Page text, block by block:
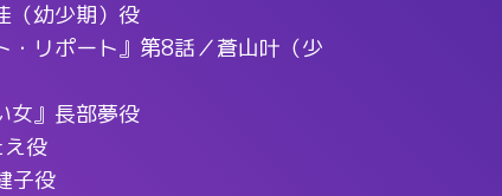
（幼少期）役
・リポート』第8話／蒼山叶（少
女』長部夢役
役
子役